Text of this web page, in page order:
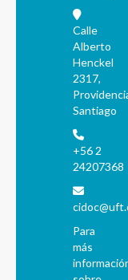
Calle
Alberto
Henckel
2317,
Santiago
+56 2
24207368
Para
más